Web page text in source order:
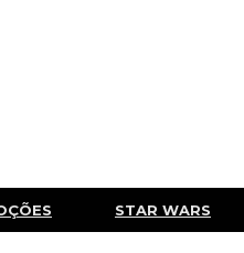
STAR WARS